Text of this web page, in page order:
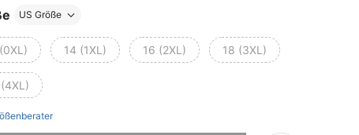
US Größe
14 (1XL) 16 (2XL) 18 (3XL)